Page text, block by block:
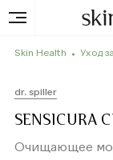
Skin Health Уход
dr. spiller
SENSICURA
Очищающее